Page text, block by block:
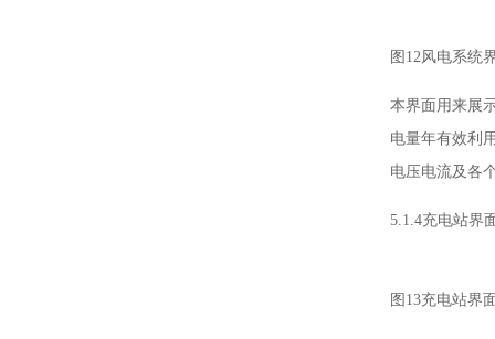
图12风电系统
本界面用来展
电量年有效利
电压电流及各
5.1.4充电站界
图13充电站界